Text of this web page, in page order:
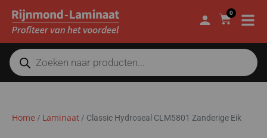
0
Home / Laminaat / Classic Hydroseal CLM5801 Zanderige Eik